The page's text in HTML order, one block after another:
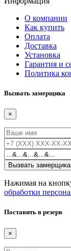
О компании
Как купить
Оплата
Доставка
Установка
Гарантия и
Политика
Вызвать замерщика
×
Нажимая на
обработки
Поставить в резерв
×